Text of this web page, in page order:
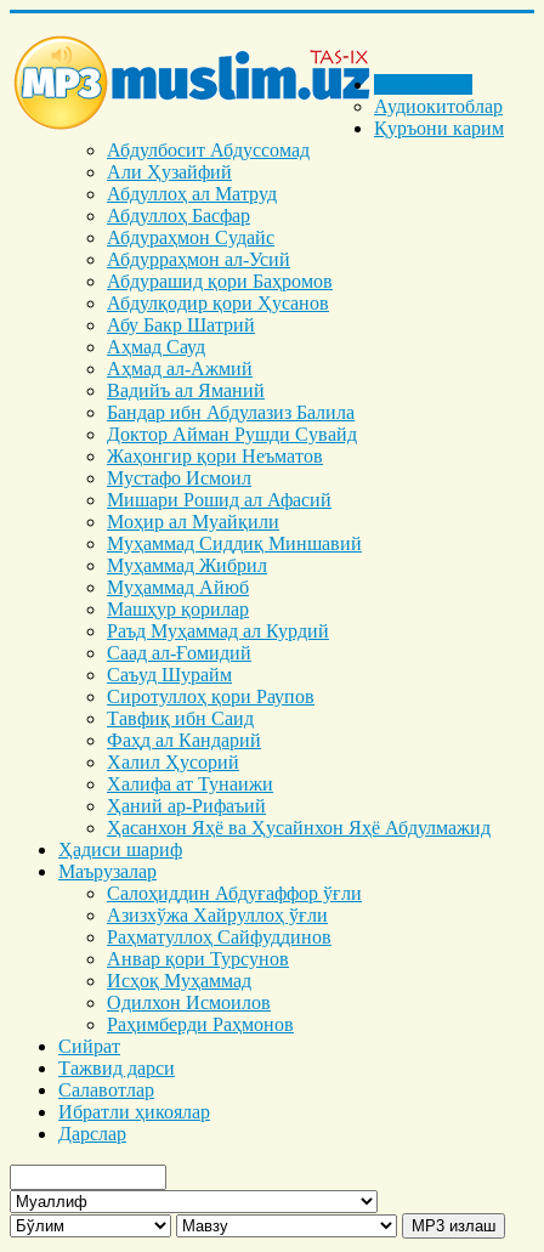
Аудиокитоблар
Қуръони карим
Абдулбосит Абдуссомад
Али Ҳузайфий
Абдуллоҳ ал Матруд
Абдуллоҳ Басфар
Абдураҳмон Судайс
Абдурраҳмон ал-Усий
Абдурашид қори Баҳромов
Абдулқодир қори Ҳусанов
Абу Бакр Шатрий
Аҳмад Сауд
Аҳмад ал-Ажмий
Вадийъ ал Яманий
Бандар ибн Абдулазиз Балила
Доктор Айман Рушди Сувайд
Жаҳонгир қори Неъматов
Мустафо Исмоил
Мишари Рошид ал Афасий
Моҳир ал Муайқили
Муҳаммад Cиддиқ Миншавий
Муҳаммад Жибрил
Муҳаммад Айюб
Машҳур қорилар
Раъд Муҳаммад ал Курдий
Саад ал-Ғомидий
Саъуд Шурайм
Сиротуллоҳ қори Раупов
Тавфиқ ибн Саид
Фаҳд ал Кандарий
Халил Ҳусорий
Халифа ат Тунаижи
Ҳаний ар-Рифаъий
Ҳасанхон Яҳё ва Ҳусайнхон Яҳё Абдулмажид
Ҳадиси шариф
Маърузалар
Салоҳиддин Абдуғаффор ўғли
Азизхўжа Хайруллоҳ ўғли
Раҳматуллоҳ Сайфуддинов
Анвар қори Турсунов
Исҳоқ Муҳаммад
Одилхон Исмоилов
Раҳимберди Раҳмонов
Сийрат
Тажвид дарси
Салавотлар
Ибратли ҳикоялар
Дарслар